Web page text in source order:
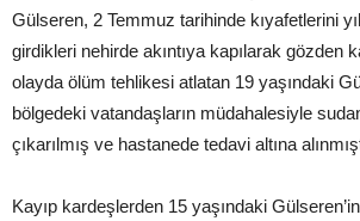
Gülseren, 2 Temmuz tarihinde kıyafetlerini
girdikleri nehirde akıntıya kapılarak gözden
olayda ölüm tehlikesi atlatan 19 yaşındaki
bölgedeki vatandaşların müdahalesiyle
çıkarılmış ve hastanede tedavi altına
Kayıp kardeşlerden 15 yaşındaki